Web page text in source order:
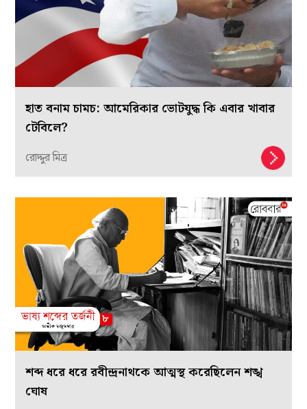
হাত বনাম চামচ: আমেরিকার ভোটযুদ্ধ কি এবার খাবার
টেবিলে?
রোদ্দুর মিত্র
শব্দ ধরে ধরে রবীন্দ্রনাথকে আত্মস্থ করেছিলেন শঙ্খ
ঘোষ